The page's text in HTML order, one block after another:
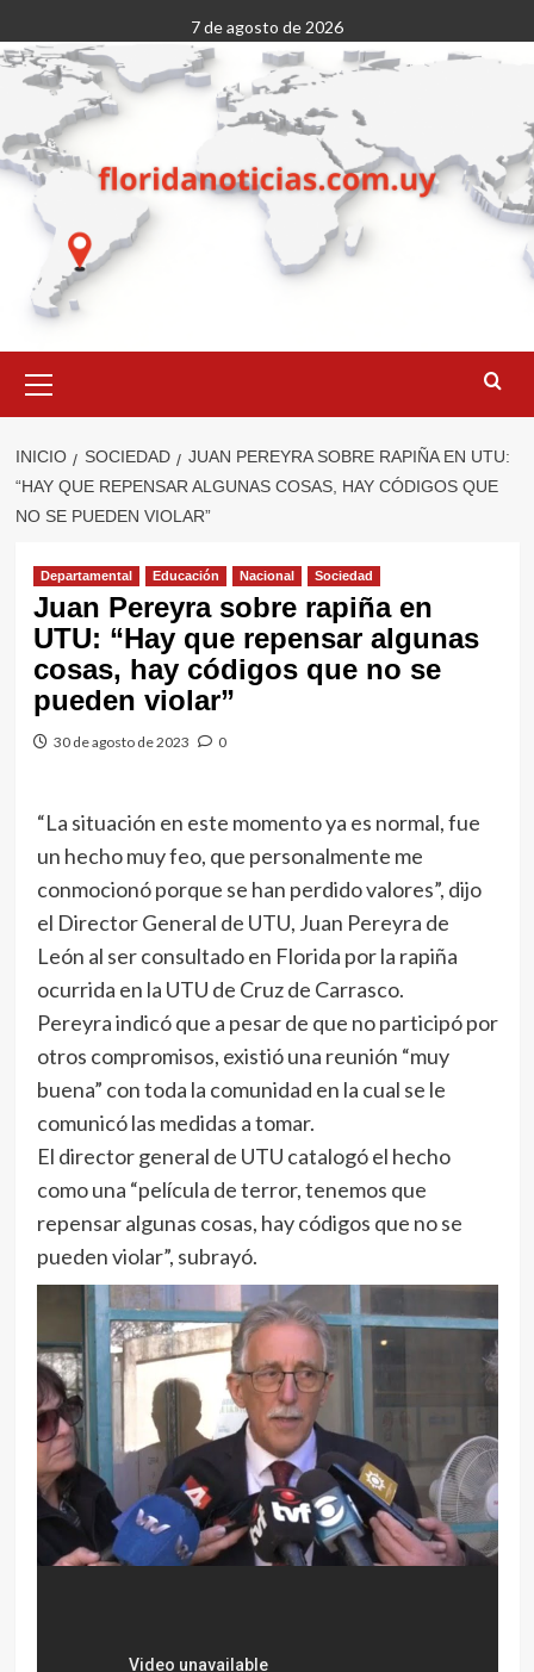
al
contenido
7 de agosto de 2026
primario
INICIO SOCIEDAD
JUAN PEREYRA SOBRE RAPIÑA EN UTU:
“HAY QUE REPENSAR ALGUNAS COSAS, HAY CÓDIGOS QUE
NO SE PUEDEN VIOLAR”
Departamental Educación Nacional Sociedad
Juan Pereyra sobre rapiña en
UTU: “Hay que repensar algunas
cosas, hay códigos que no se
pueden violar”
30 de agosto de 2023 0
“La situación en este momento ya es normal, fue
un hecho muy feo, que personalmente me
conmocionó porque se han perdido valores”, dijo
el Director General de UTU, Juan Pereyra de
León al ser consultado en Florida por la rapiña
ocurrida en la UTU de Cruz de Carrasco.
Pereyra indicó que a pesar de que no participó por
otros compromisos, existió una reunión “muy
buena” con toda la comunidad en la cual se le
comunicó las medidas a tomar.
El director general de UTU catalogó el hecho
como una “película de terror, tenemos que
repensar algunas cosas, hay códigos que no se
pueden violar”, subrayó.